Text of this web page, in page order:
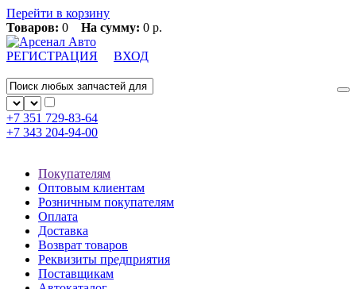
Перейти в корзину
Товаров: 0 На сумму: 0 р.
РЕГИСТРАЦИЯ ВХОД
+7 351 729-83-64
+7 343 204-94-00
Покупателям
Оптовым клиентам
Розничным покупателям
Оплата
Доставка
Возврат товаров
Реквизиты предприятия
Поставщикам